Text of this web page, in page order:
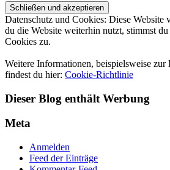
Datenschutz und Cookies: Diese Website
du die Website weiterhin nutzt, stimmst
Cookies zu.
Weitere Informationen, beispielsweise
findest du hier: Cookie-Richtlinie
Dieser Blog enthält Werbung
Meta
Anmelden
Feed der Einträge